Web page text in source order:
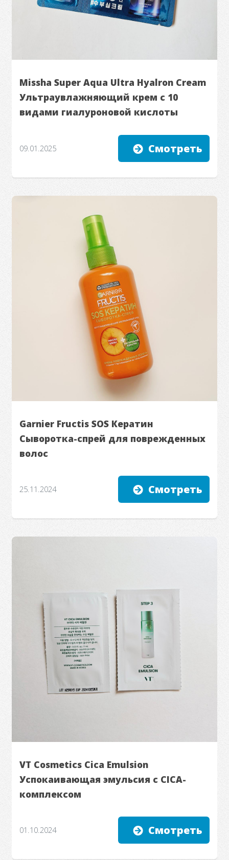
Missha Super Aqua Ultra Hyalron Cream
Ультраувлажняющий крем с 10
видами гиалуроновой кислоты
09.01.2025 Смотреть
Garnier Fructis SOS Кератин
Сыворотка-спрей для поврежденных
волос
25.11.2024 Смотреть
VT Cosmetics Cica Emulsion
Успокаивающая эмульсия с CICA-
комплексом
01.10.2024 Смотреть